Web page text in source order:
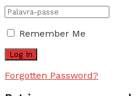
Remember Me
Forgotten Password?